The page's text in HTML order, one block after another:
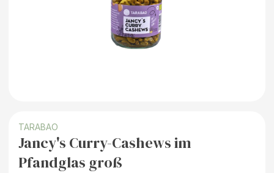
TARABAO
Jancy's Curry-Cashews im
Pfandglas groß